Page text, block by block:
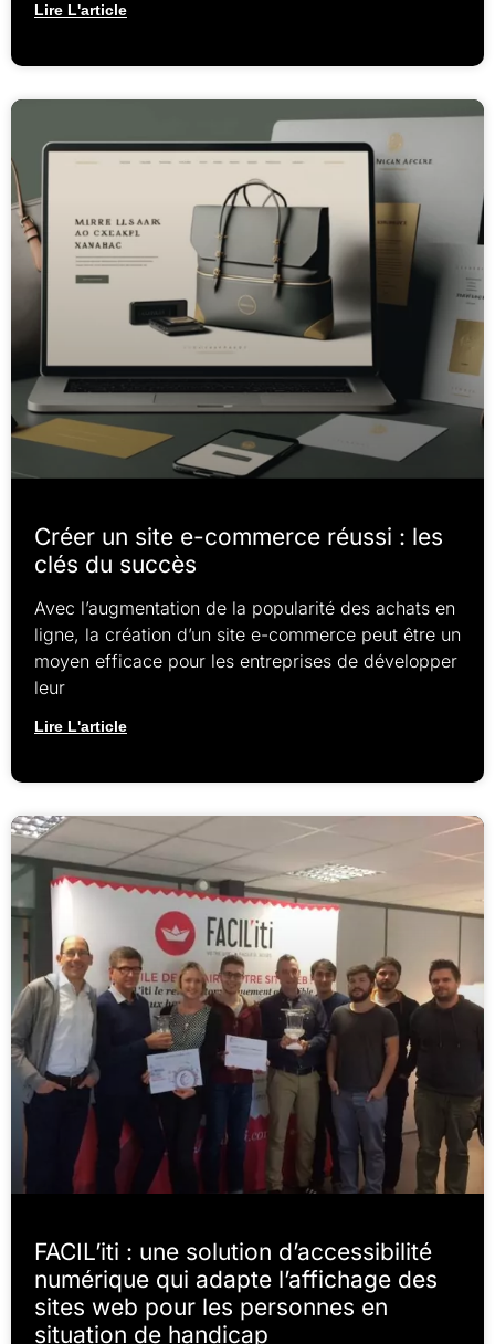
Lire L'article
Créer un site e-commerce réussi : les
clés du succès
Avec l’augmentation de la popularité des achats en
ligne, la création d’un site e-commerce peut être un
moyen efficace pour les entreprises de développer
leur
Lire L'article
FACIL’iti : une solution d’accessibilité
numérique qui adapte l’affichage des
sites web pour les personnes en
situation de handicap